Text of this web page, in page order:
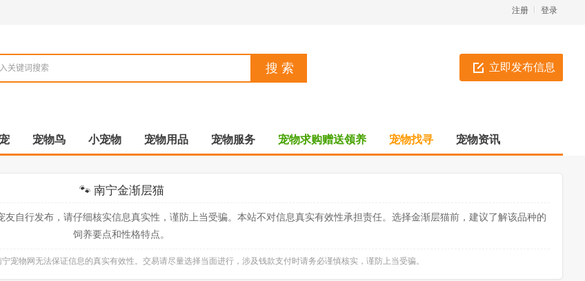
登录
注册
立即发布信息
宠物鸟 小宠物 宠物用品 宠物服务 宠物求购赠送领养 宠物找寻 宠物资讯
🐾 南宁金渐层猫
自行发布，请仔细核实信息真实性，谨防上当受骗。本站不对信息真实有效性承担责任。选择金渐层猫前，建议了解该品种的
饲养要点和性格特点。
宠物网无法保证信息的真实有效性。交易请尽量选择当面进行，涉及钱款支付时请务必谨慎核实，谨防上当受骗。